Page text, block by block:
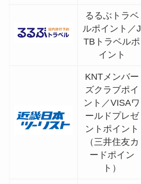
るるぶトラベ
ルポイント／J
TBトラベルポ
イント
KNTメンバー
ズクラブポイ
ント／VISAワ
ールドプレゼ
ントポイント
（三井住友カ
ードポイン
ト）